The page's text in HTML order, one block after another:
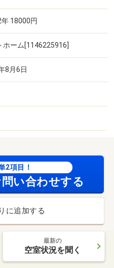
年 18000円
ホーム[1146225916]
8月6日
2項目！
い合わせする
に追加する
最新の
空室状況を聞く